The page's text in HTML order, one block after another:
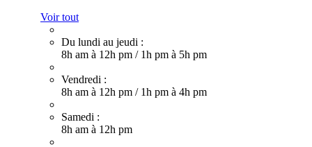
Voir tout
Du lundi au jeudi :
8h am à 12h pm / 1h pm à 5h pm
Vendredi :
8h am à 12h pm / 1h pm à 4h pm
Samedi :
8h am à 12h pm